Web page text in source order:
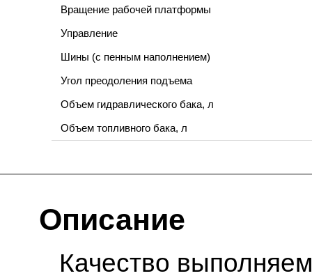
Вращение рабочей платформы
Управление
Шины (с пенным наполнением)
Угол преодоления подъема
Объем гидравлического бака, л
Объем топливного бака, л
Описание
Качество